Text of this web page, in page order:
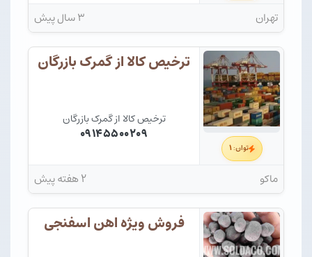
تهران ۳ سال پیش
توان:۱
ترخیص کالا از گمرک بازرگان
ترخیص کالا از گمرک بازرگان
۰۹۱۴۵۵۰۰۲۰۹
ماکو ۲ هفته پیش
فروش ویژه اهن اسفنجی